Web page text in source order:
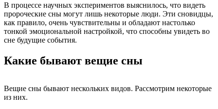
В процессе научных экспериментов выяснилось, что видеть
пророческие сны могут лишь некоторые люди. Эти сновидцы,
как правило, очень чувствительны и обладают настолько
тонкой эмоциональной настройкой, что способны увидеть во
сне будущие события.
Какие бывают вещие сны
Вещие сны бывают нескольких видов. Рассмотрим некоторые
из них.